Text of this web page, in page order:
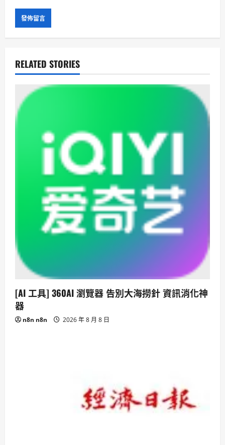
RELATED STORIES
[AI 工具] 360AI 瀏覽器 告別大海撈針 資訊消化神
器
n8n n8n 2026 年 8 月 8 日